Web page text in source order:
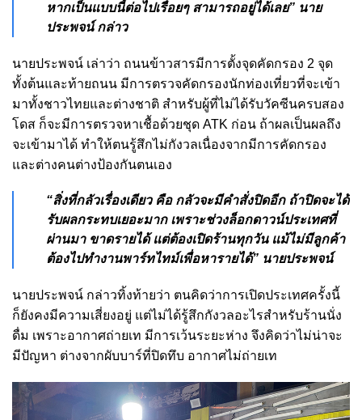
หากเป็นแบบนี้ต่อไปเรื่อยๆ สามารถอยู่ได้เลย” นาย
ประพจน์ กล่าว
นายประพจน์ เล่าว่า ถนนข้าวสารมีการตั้งจุดคัดกรอง 2 จุด
ทั้งต้นและท้ายถนน มีการตรวจคัดกรองนักท่องเที่ยวที่จะเข้า
มาทั้งชาวไทยและต่างชาติ สำหรับผู้ที่ไม่ได้รับวัคซีนครบสอง
โดส ก็จะมีการตรวจหาเชื้อด้วยชุด ATK ก่อน ถ้าผลเป็นผลถึง
จะเข้ามาได้ ทำให้ตนรู้สึกไม่กังวลเนื่องจากมีการคัดกรอง
และต่างคนต่างป้องกันตนเอง
“สิ่งที่กลัวเรื่องเดียว คือ กลัวจะมีคำสั่งปิดอีก ถ้าปิดจะได้
รับผลกระทบเยอะมาก เพราะช่วงล็อกดาวน์ประเทศที่
ผ่านมา ขาดรายได้ แต่ต้องเปิดร้านทุกวัน แม้ไม่มีลูกค้า
ต้องไปทำงานพาร์ทไทม์เพื่อหารายได้” นายประพจน์
นายประพจน์ กล่าวทิ้งท้ายว่า ตนคิดว่าการเปิดประเทศครั้งนี้
ก็ยังคงมีความเสี่ยงอยู่ แต่ไม่ได้รู้สึกกังวลอะไรสำหรับร้านนั่ง
ดื่ม เพราะอากาศถ่ายเท มีการเว้นระยะห่าง จึงคิดว่าไม่น่าจะ
มีปัญหา ต่างจากผับบาร์ที่ปิดทึบ อากาศไม่ถ่ายเท